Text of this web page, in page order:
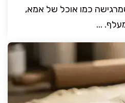
כמו אוכל של אמא,
...